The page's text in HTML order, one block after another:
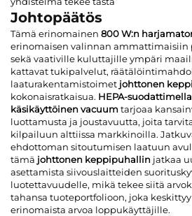
Johtopäätös
Tämä erinomainen 800 W:n
erinomaisen valinnan ammattimaisiin
sekä vaativille kuluttajille ympäri
kattavat tukipalvelut,
laaturakentamistoimet johttonen
kokonaisratkaisua. HEPA-
käsikäyttöinen vacuumtarjoaa
luottamusta ja joustavuutta, joita
kilpailuun alttiissa markkinoilla.
ehdottoman sitoutumisen laatuun
tämä johttonen keppipuhallin jatkaa
asettamista siivouslaitteiden
luotettavuudelle, mikä tekee siitä
tahansa tuoteportfolioon, joka
erinomaista arvoa loppukäyttäjille.